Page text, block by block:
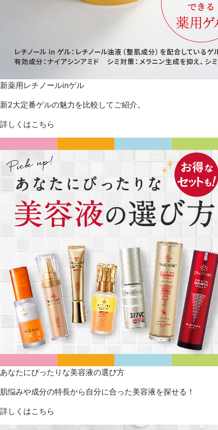
新薬用レチノールinゲル
新2大定番ゲルの魅力を比較してご紹介。
詳しくはこちら
あなたにぴったりな美容液の選び方
肌悩みや成分の特長から自分に合った美容液を探せる！
詳しくはこちら